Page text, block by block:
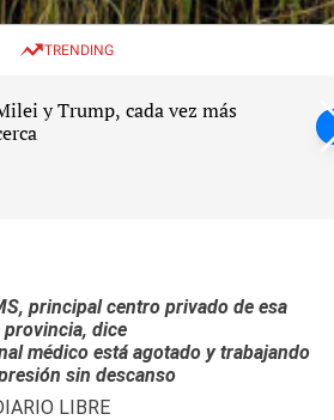
w
c
e
e
TRENDING
y Trump, cada vez más
principal centro privado de esa
provincia, dice
médico está agotado y trabajando
sin descanso
LIBRE